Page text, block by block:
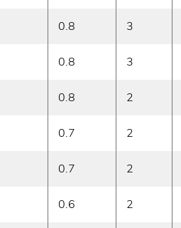
0.8 3
0.8 3
0.8 2
0.7 2
0.7 2
0.6 2